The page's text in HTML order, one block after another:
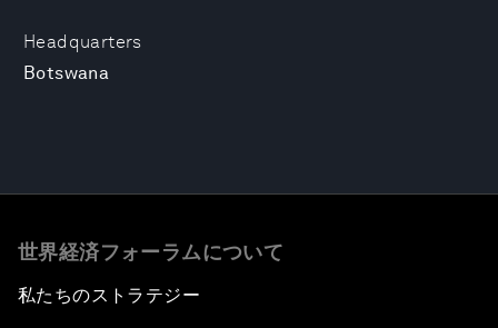
Headquarters
Botswana
世界経済フォーラムについて
私たちのストラテジー